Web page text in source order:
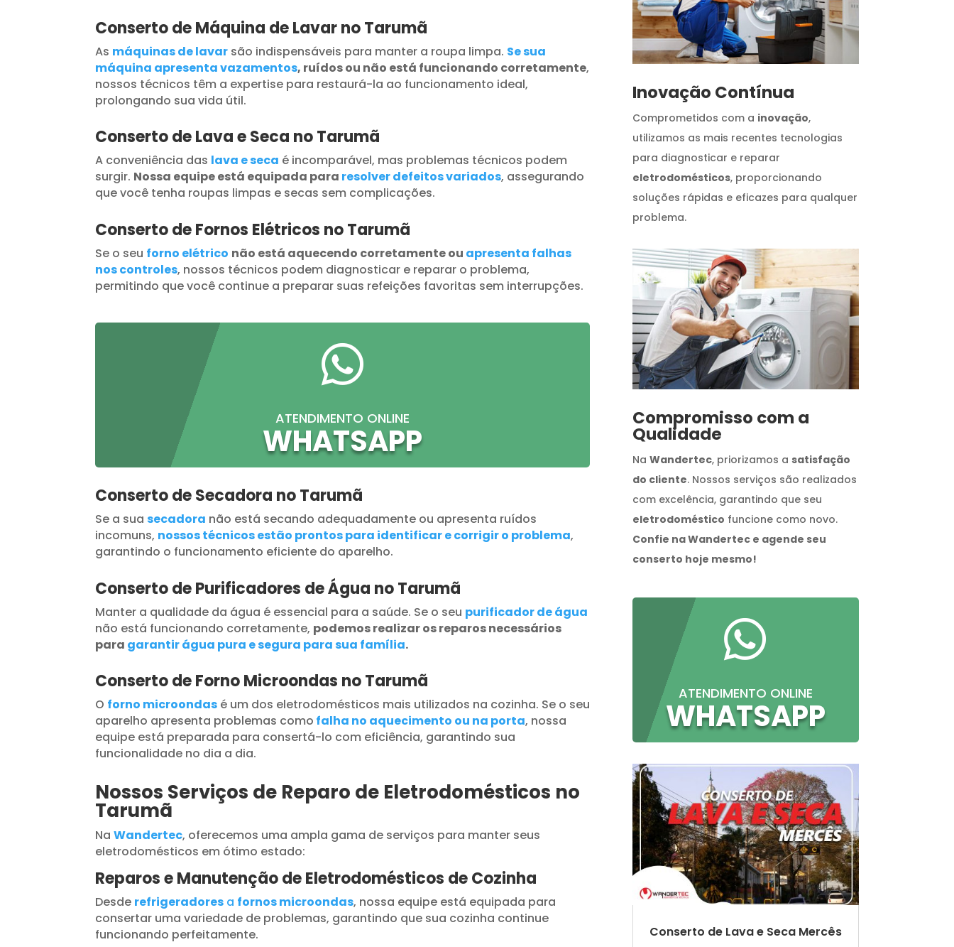
Conserto de Máquina de Lavar no Tarumã
As máquinas de lavar são indispensáveis para manter a roupa limpa. Se sua
máquina apresenta vazamentos, ruídos ou não está funcionando corretamente,
nossos técnicos têm a expertise para restaurá-la ao funcionamento ideal,
prolongando sua vida útil.
Conserto de Lava e Seca no Tarumã
A conveniência das lava e seca é incomparável, mas problemas técnicos podem
surgir. Nossa equipe está equipada para resolver defeitos variados, assegurando
que você tenha roupas limpas e secas sem complicações.
Conserto de Fornos Elétricos no Tarumã
Se o seu forno elétrico não está aquecendo corretamente ou apresenta falhas
nos controles, nossos técnicos podem diagnosticar e reparar o problema,
permitindo que você continue a preparar suas refeições favoritas sem interrupções.

ATENDIMENTO ONLINE
WHATSAPP
Conserto de Secadora no Tarumã
Se a suasecadora não está secando adequadamente ou apresenta ruídos
incomuns, nossos técnicos estão prontos para identificar e corrigir o problema,
garantindo o funcionamento eficiente do aparelho.
Conserto de Purificadores de Água no Tarumã
Manter a qualidade da água é essencial para a saúde. Se o seu purificador de água
não está funcionando corretamente, podemos realizar os reparos necessários
para garantir água pura e segura para sua família.
Conserto de Forno Microondas no Tarumã
O forno microondas é um dos eletrodomésticos mais utilizados na cozinha. Se o seu
aparelho apresenta problemas como falha no aquecimento ou na porta, nossa
equipe está preparada para consertá-lo com eficiência, garantindo sua
funcionalidade no dia a dia.
Nossos Serviços de Reparo de Eletrodomésticos no
Tarumã
NaWandertec, oferecemos uma ampla gama de serviços para manter seus
eletrodomésticos em ótimo estado:
Reparos e Manutenção de Eletrodomésticos de Cozinha
Desde refrigeradores a fornos microondas, nossa equipe está equipada para
consertar uma variedade de problemas, garantindo que sua cozinha continue
funcionando perfeitamente.
Inovação Contínua
Comprometidos com a inovação,
utilizamos as mais recentes tecnologias
para diagnosticar e reparar
eletrodomésticos, proporcionando
soluções rápidas e eficazes para qualquer
problema.
Compromisso com a
Qualidade
Na Wandertec, priorizamos a satisfação
do cliente. Nossos serviços são realizados
com excelência, garantindo que seu
eletrodoméstico funcione como novo.
Confie na Wandertec e agende seu
conserto hoje mesmo!

ATENDIMENTO ONLINE
WHATSAPP
Conserto de Lava e Seca Mercês